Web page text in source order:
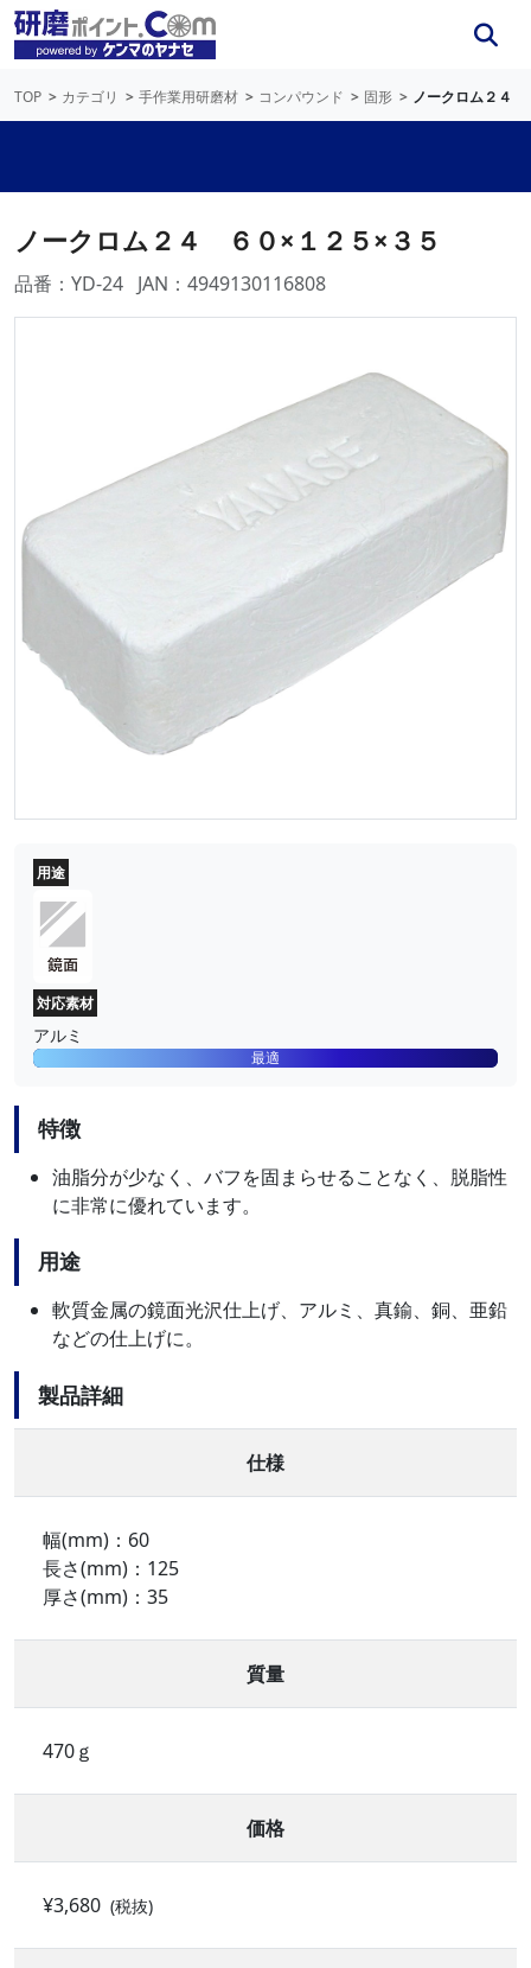
TOP カテゴリ 手作業用研磨材 コンパウンド 固形 ノークロム２４
ノークロム２４ ６０×１２５×３５
品番：YD-24 JAN：4949130116808
用途
対応素材
アルミ
最適
特徴
油脂分が少なく、バフを固まらせることなく、脱脂性
に非常に優れています。
用途
軟質金属の鏡面光沢仕上げ、アルミ、真鍮、銅、亜鉛
などの仕上げに。
製品詳細
仕様
幅(mm)：60
長さ(mm)：125
厚さ(mm)：35
質量
470ｇ
価格
¥3,680 (税抜)